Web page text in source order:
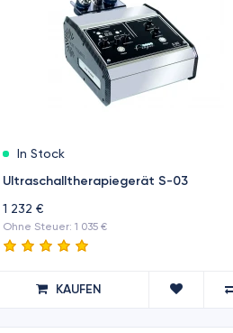
In Stock
Ultraschalltherapiegerät S-03
1 232 €
Ohne Steuer: 1 035 €
KAUFEN